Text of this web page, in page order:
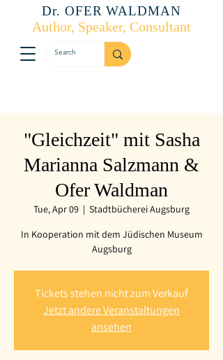
Dr. OFER WALDMAN
Author, Speaker, Consultant
"Gleichzeit" mit Sasha
Marianna Salzmann &
Ofer Waldman
Tue, Apr 09
  |
Stadtbücherei Augsburg
In Kooperation mit dem Jüdischen Museum
Augsburg
Tickets stehen nicht zum Verkauf
Jetzt andere Veranstaltungen
ansehen